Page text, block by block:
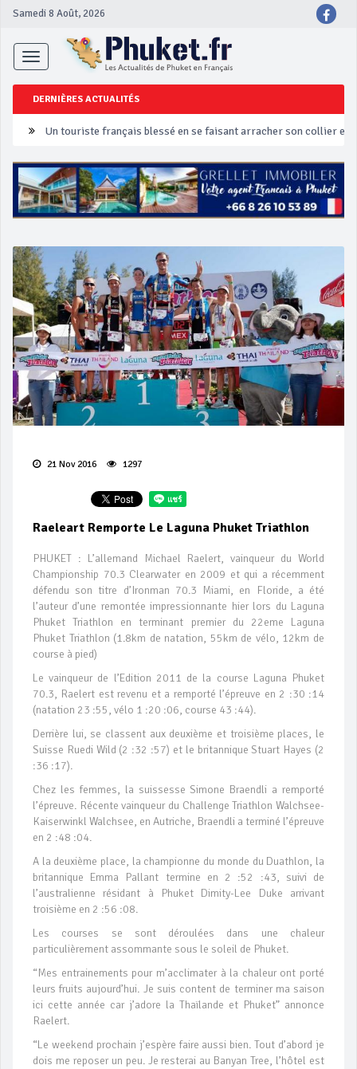
Samedi 8 Août, 2026
Toggle
navigation
DERNIÈRES ACTUALITÉS
Un touriste français blessé en se faisant arracher son collier en
Phuket Peranakan Festival
‘Phuket Eye’ assurera la sécurité pendant Songkran
Campagne de sécurité routière ‘Seven Days of Danger’ de
21 Nov 2016 1297
Raeleart Remporte Le Laguna Phuket Triathlon
PHUKET : L’allemand Michael Raelert, vainqueur du World
Championship 70.3 Clearwater en 2009 et qui a récemment
défendu son titre d’Ironman 70.3 Miami, en Floride, a été
l’auteur d’une remontée impressionnante hier lors du Laguna
Phuket Triathlon en terminant premier du 22eme Laguna
Phuket Triathlon (1.8km de natation, 55km de vélo, 12km de
course à pied)
Le vainqueur de l’Edition 2011 de la course Laguna Phuket
70.3, Raelert est revenu et a remporté l’épreuve en 2 :30 :14
(natation 23 :55, vélo 1 :20 :06, course 43 :44).
Derrière lui, se classent aux deuxième et troisième places, le
Suisse Ruedi Wild (2 :32 :57) et le britannique Stuart Hayes (2
:36 :17).
Chez les femmes, la suissesse Simone Braendli a remporté
l’épreuve. Récente vainqueur du Challenge Triathlon Walchsee-
Kaiserwinkl Walchsee, en Autriche, Braendli a terminé l’épreuve
en 2 :48 :04.
A la deuxième place, la championne du monde du Duathlon, la
britannique Emma Pallant termine en 2 :52 :43, suivi de
l’australienne résidant à Phuket Dimity-Lee Duke arrivant
troisième en 2 :56 :08.
Les courses se sont déroulées dans une chaleur
particulièrement assommante sous le soleil de Phuket.
“Mes entrainements pour m’acclimater à la chaleur ont porté
leurs fruits aujourd’hui. Je suis content de terminer ma saison
ici cette année car j’adore la Thaïlande et Phuket” annonce
Raelert.
“Le weekend prochain j’espère faire aussi bien. Tout d’abord je
dois me reposer un peu. Je resterai au Banyan Tree, l’hôtel est